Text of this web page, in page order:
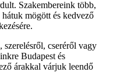
Szakembereink több,
mögött és kedvező
cseréről vagy
Budapest és
árakkal várjuk leendő